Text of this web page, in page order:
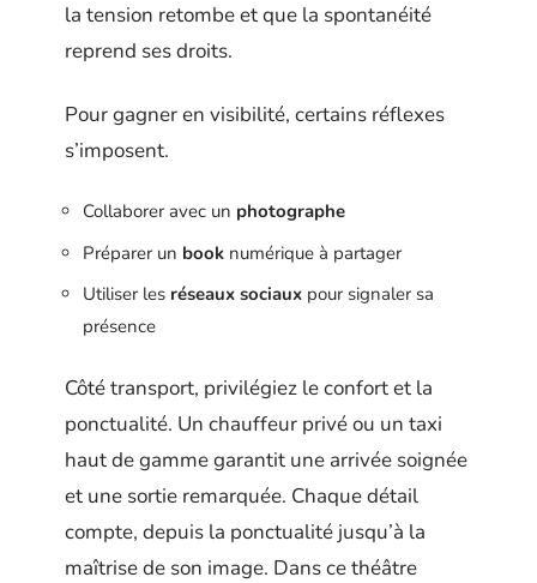
la tension retombe et que la spontanéité
reprend ses droits.
Pour gagner en visibilité, certains réflexes
s’imposent.
Collaborer avec un photographe
Préparer un book numérique à partager
Utiliser les réseaux sociaux pour signaler sa
présence
Côté transport, privilégiez le confort et la
ponctualité. Un chauffeur privé ou un taxi
haut de gamme garantit une arrivée soignée
et une sortie remarquée. Chaque détail
compte, depuis la ponctualité jusqu’à la
maîtrise de son image. Dans ce théâtre